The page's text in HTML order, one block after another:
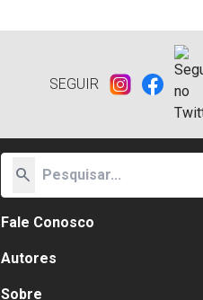
SEGUIR
search
Fale Conosco
Autores
Sobre